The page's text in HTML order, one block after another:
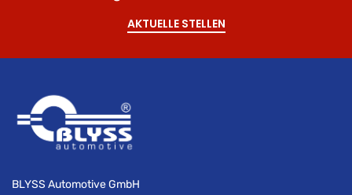
AKTUELLE STELLEN
BLYSS Automotive GmbH